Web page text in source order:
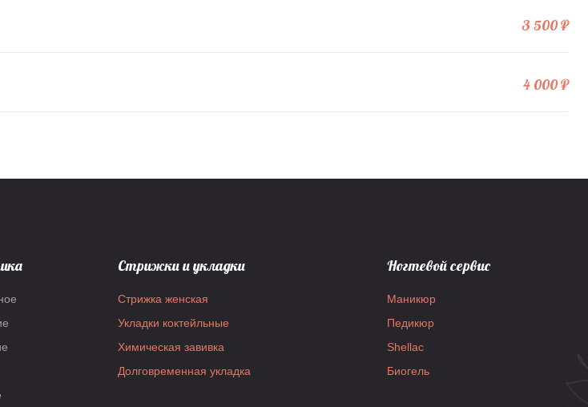
3 500 ₽
4 000 ₽
Стрижки и укладки
Стрижка женская
Укладки коктейльные
Химическая завивка
Долговременная укладка
Ногтевой сервис
Маникюр
Педикюр
Shellac
Биогель